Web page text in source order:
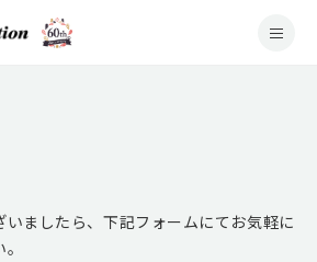
いましたら、下記フォームにてお気軽に